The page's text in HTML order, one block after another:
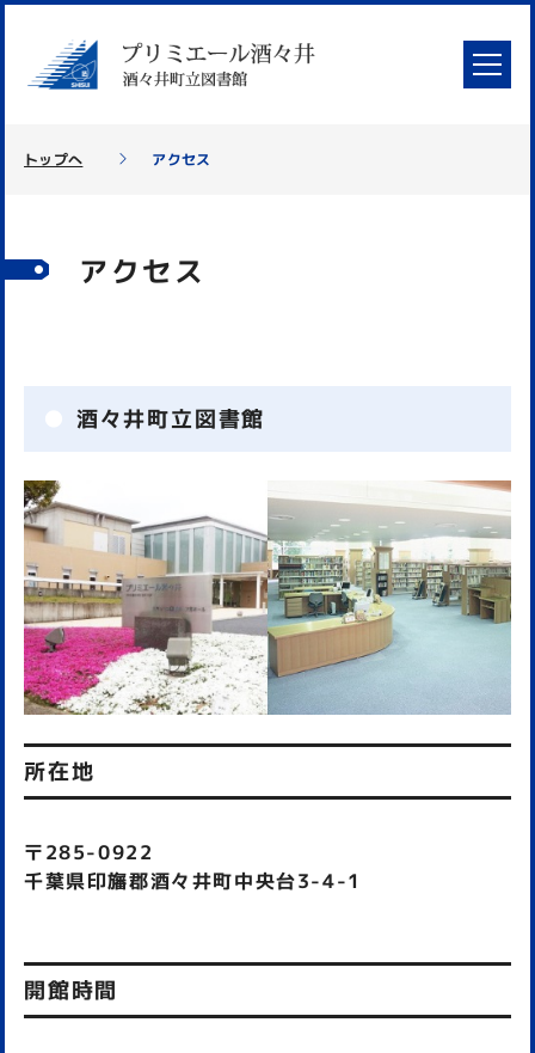
トップへ アクセス
アクセス
酒々井町立図書館
所在地
〒285-0922
千葉県印旛郡酒々井町中央台3-4-1
開館時間